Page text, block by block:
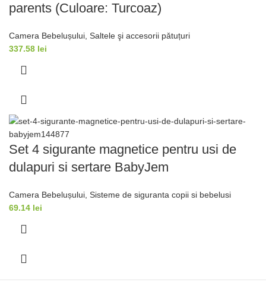
parents (Culoare: Turcoaz)
Camera Bebelușului, Saltele şi accesorii pǎtuțuri
337.58 lei
Set 4 sigurante magnetice pentru usi de
dulapuri si sertare BabyJem
Camera Bebelușului, Sisteme de siguranta copii si bebelusi
69.14 lei